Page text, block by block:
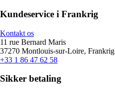
Kundeservice i Frankrig
Kontakt os
11 rue Bernard Maris
37270 Montlouis-sur-Loire, Frankrig
+33 1 86 47 62 58
Sikker betaling